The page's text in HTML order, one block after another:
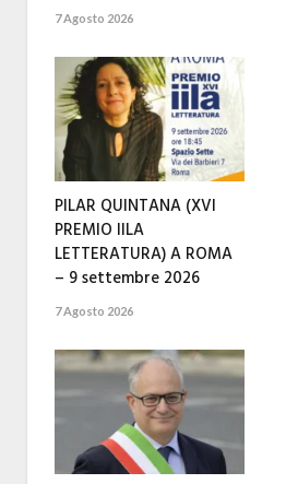
7 Agosto 2026
PILAR QUINTANA (XVI
PREMIO IILA
LETTERATURA) A ROMA
– 9 settembre 2026
7 Agosto 2026